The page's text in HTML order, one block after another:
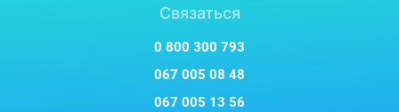
Связаться
0 800 300 793
067 005 08 48
067 005 13 56